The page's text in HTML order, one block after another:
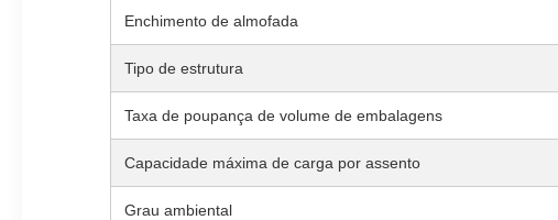
Enchimento de almofada
Tipo de estrutura
Taxa de poupança de volume de embalagens
Capacidade máxima de carga por assento
Grau ambiental